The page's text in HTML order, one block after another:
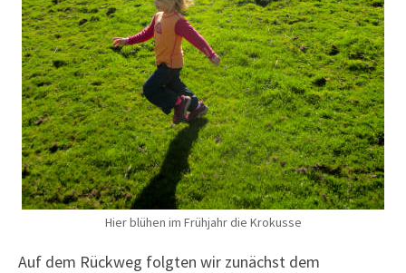
Hier blühen im Frühjahr die Krokusse
Auf dem Rückweg folgten wir zunächst dem